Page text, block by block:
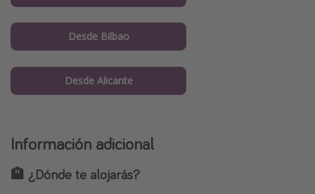
Desde Bilbao
Desde Alicante
Información adicional
🏨 ¿Dónde te alojarás?